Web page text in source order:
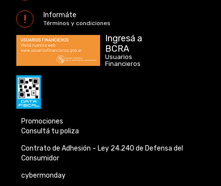
Informáte
Términos y condiciones
Ingresá a
BCRA
Usuarios
Financieros
Promociones
Consultá tu poliza
Contrato de Adhesión – Ley 24.240 de Defensa del
Consumidor
cybermonday